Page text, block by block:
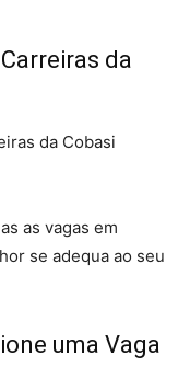
da
da Cobasi
as vagas em
se adequa ao seu
uma Vaga